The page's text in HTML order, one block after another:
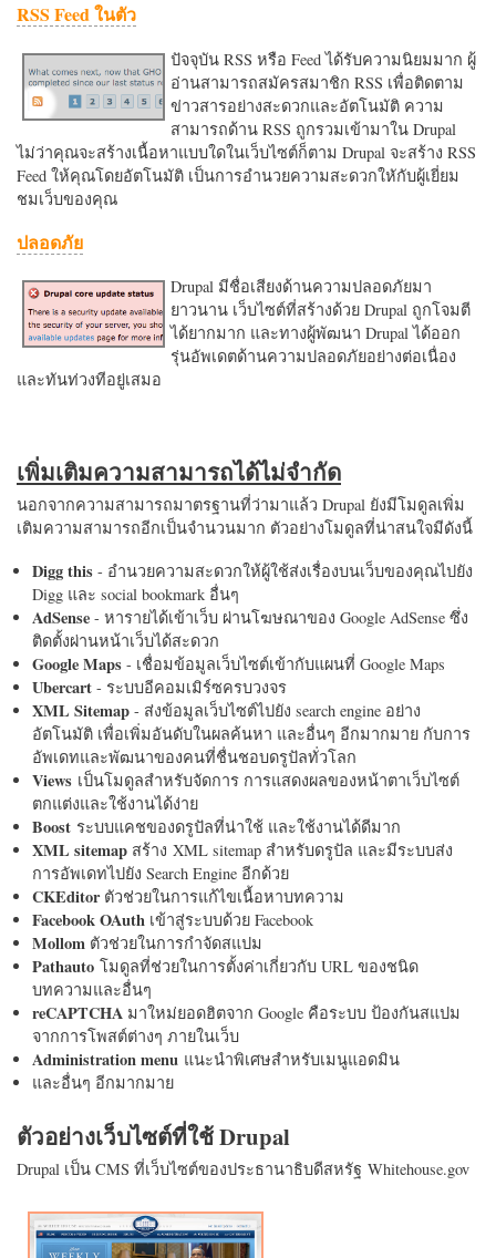
RSS Feed ในตัว
ปัจจุบัน RSS หรือ Feed ได้รับความนิยมมาก ผู้
อ่านสามารถสมัครสมาชิก RSS เพื่อติดตาม
ข่าวสารอย่างสะดวกและอัตโนมัติ ความ
สามารถด้าน RSS ถูกรวมเข้ามาใน Drupal
ไม่ว่าคุณจะสร้างเนื้อหาแบบใดในเว็บไซต์ก็ตาม Drupal จะสร้าง RSS
Feed ให้คุณโดยอัตโนมัติ เป็นการอำนวยความสะดวกใหักับผู้เยี่ยม
ชมเว็บของคุณ
ปลอดภัย
Drupal มีชื่อเสียงด้านความปลอดภัยมา
ยาวนาน เว็บไซต์ที่สร้างด้วย Drupal ถูกโจมตี
ได้ยากมาก และทางผู้พัฒนา Drupal ได้ออก
รุ่นอัพเดตด้านความปลอดภัยอย่างต่อเนื่อง
และทันท่วงทีอยู่เสมอ
เพิ่มเติมความสามารถได้ไม่จำกัด
นอกจากความสามารถมาตรฐานที่ว่ามาแล้ว Drupal ยังมีโมดูลเพิ่ม
เติมความสามารถอีกเป็นจำนวนมาก ตัวอย่างโมดูลที่น่าสนใจมีดังนี้
Digg this - อำนวยความสะดวกให้ผู้ใช้ส่งเรื่องบนเว็บของคุณไปยัง
Digg และ social bookmark อื่นๆ
AdSense - หารายได้เข้าเว็บ ผ่านโฆษณาของ Google AdSense ซึ่ง
ติดตั้งผ่านหน้าเว็บได้สะดวก
Google Maps - เชื่อมข้อมูลเว็บไซต์เข้ากับแผนที่ Google Maps
Ubercart - ระบบอีคอมเมิร์ซครบวงจร
XML Sitemap - ส่งข้อมูลเว็บไซต์ไปยัง search engine อย่าง
อัตโนมัติ เพื่อเพิ่มอันดับในผลค้นหา และอื่นๆ อีกมากมาย กับการ
อัพเดทและพัฒนาของคนที่ชื่นชอบดรูปัลทั่วโลก
Views เป็นโมดูลสำหรับจัดการ การแสดงผลของหน้าตาเว็บไซต์
ตกแต่งและใช้งานได้ง่าย
Boost ระบบแคชของดรูปัลที่น่าใช้ และใช้งานได้ดีมาก
XML sitemap สร้าง XML sitemap สำหรับดรูปัล และมีระบบส่ง
การอัพเดทไปยัง Search Engine อีกด้วย
CKEditorตัวช่วยในการแก้ไขเนื้อหาบทความ
Facebook OAuth เข้าสู่ระบบด้วย Facebook
Mollom ตัวช่วยในการกำจัดสแปม
Pathauto โมดูลที่ช่วยในการตั้งค่าเกี่ยวกับ URL ของชนิด
บทความและอื่นๆ
reCAPTCHA มาใหม่ยอดฮิตจาก Google คือระบบ ป้องกันสแปม
จากการโพสต์ต่างๆ ภายในเว็บ
Administration menu แนะนำพิเศษสำหรับเมนูแอดมิน
และอื่นๆ อีกมากมาย
ตัวอย่างเว็บไซต์ที่ใช้ Drupal
Drupal เป็น CMS ที่เว็บไซต์ของประธานาธิบดีสหรัฐ Whitehouse.gov